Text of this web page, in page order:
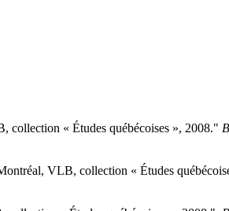
collection « Études québécoises », 2008."
VLB, collection « Études